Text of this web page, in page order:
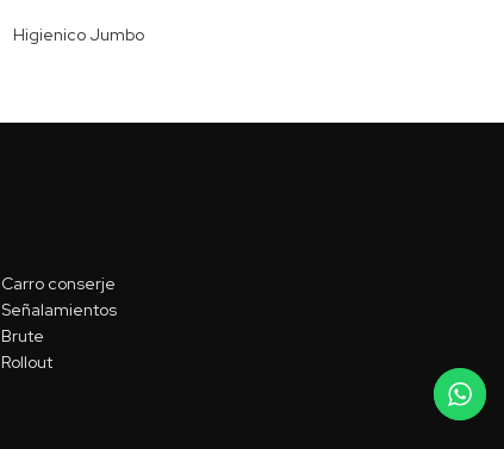
Higienico Jumbo
Carro conserje
Señalamientos
Brute
Rollout